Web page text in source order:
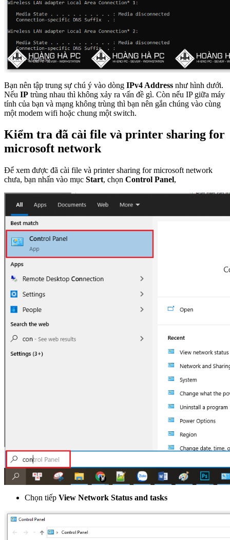
Bạn nên tập trung sự chú ý vào dòng IPv4 Address như hình dưới.
Nếu IP trùng nhau thì không xảy ra vấn đề gì. Còn nếu IP giữa máy
tính của bạn và mạng không trùng thì bạn nên gắn chúng vào cùng
một modem wifi hoặc chung một switch.
Kiểm tra đã cài file và printer sharing for
microsoft network
Để xem được đã cài file và printer sharing for microsoft network
chưa, bạn nhấn vào mục Start, chọn Control Panel,
Chọn tiếp View Network Status and tasks